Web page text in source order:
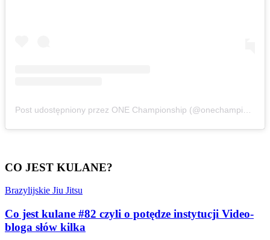
CO JEST KULANE?
Brazylijskie Jiu Jitsu
Co jest kulane #82 czyli o potędze instytucji Video-
bloga słów kilka